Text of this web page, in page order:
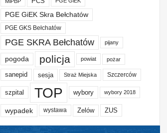
PGE GiEK Skra Bełchatów
PGE GKS Bełchatów
PGE SKRA Bełchatów pijany
pogoda policja powiat pożar
sanepid sesja Straż Miejska Szczerców
szpital TOP wybory wybory 2018
wypadek wystawa Zelów ZUS